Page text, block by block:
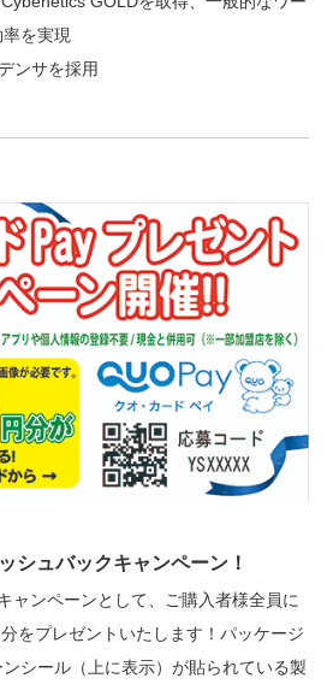
を実現
ンサを採用
シュバックキャンペーン！
ャンペーンとして、ご購入者様全員に
をプレゼントいたします！パッケージ
シール（上に表示）が貼られている製